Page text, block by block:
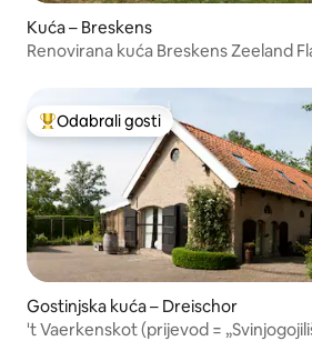
Kuća – Breskens
Renovirana kuća Breskens Zeeland
Među najviše rangiranima s oznakom
Odabrali gosti
Gostinjska kuća – Dreischor
't Vaerkenskot (prijevod =